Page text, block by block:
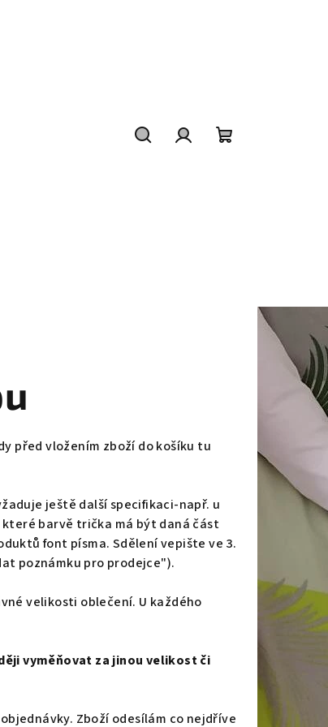
před vložením zboží do košíku tu
ještě další specifikaci-např. u
barvě trička má být daná část
font písma. Sdělení vepišteve 3.
poznámku pro prodejce").
velikosti oblečení. U každého
vyměňovat za jinou velikost či
Zboží odesílám co nejdříve